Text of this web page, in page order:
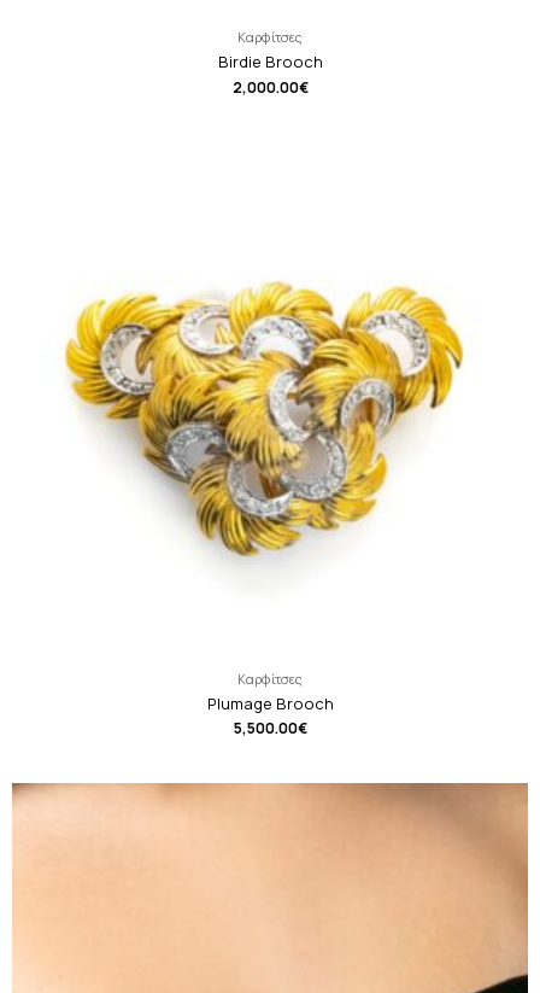
Καρφίτσες
Birdie Brooch
2,000.00€
Καρφίτσες
Plumage Brooch
5,500.00€